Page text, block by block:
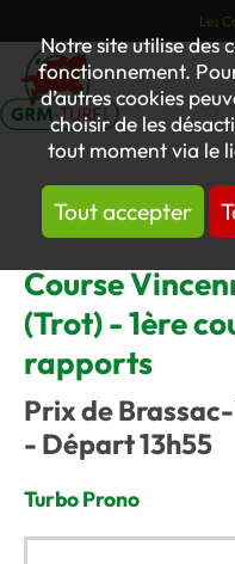
Notre site utilise des
fonctionnement.
d’autres cookies
choisir de les
tout moment via le
Tout accepter
Les
Course
(Trot) - 1ère
rapports
Prix de
- Départ 13h55
Turbo Prono